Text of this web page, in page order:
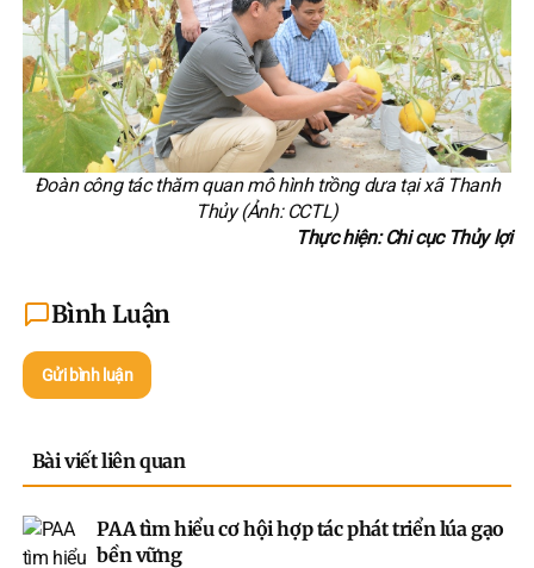
Đoàn công tác thăm quan mô hình trồng dưa tại xã Thanh
Thủy (Ảnh: CCTL)
Thực hiện: Chi cục Thủy lợi
Bình Luận
Gửi bình luận
Bài viết liên quan
PAA tìm hiểu cơ hội hợp tác phát triển lúa gạo
bền vững